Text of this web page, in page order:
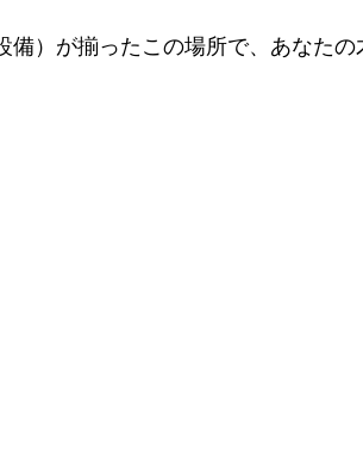
備）が揃ったこの場所で、あなたの